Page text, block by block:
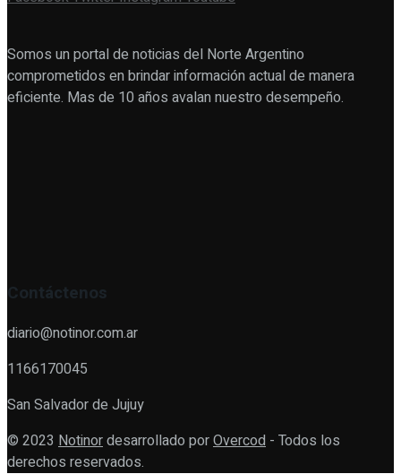
Somos un portal de noticias del Norte Argentino
comprometidos en brindar información actual de manera
eficiente. Mas de 10 años avalan nuestro desempeño.
Contáctenos
diario@notinor.com.ar
1166170045
San Salvador de Jujuy
© 2023 Notinordesarrollado porOvercod - Todos los
derechos reservados.